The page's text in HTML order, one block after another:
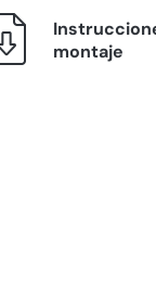
montaje